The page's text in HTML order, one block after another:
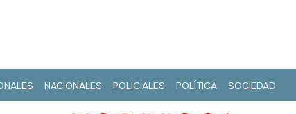
NACIONALES POLICIALES POLÍTICA SOCIEDAD